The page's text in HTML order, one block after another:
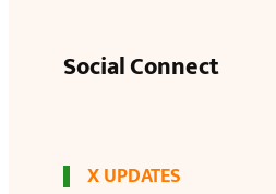
Social Connect
X UPDATES